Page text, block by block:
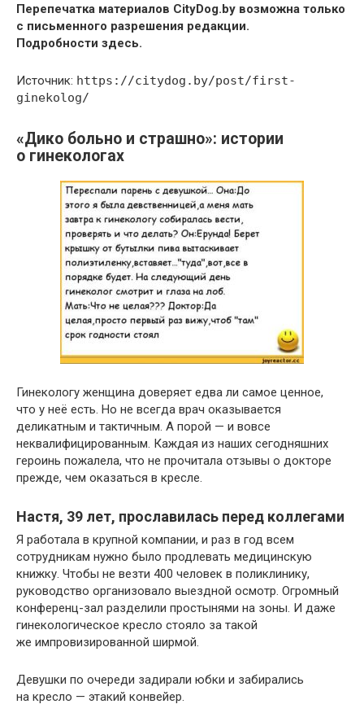
Перепечатка материалов CityDog.by возможна только
с письменного разрешения редакции.
Подробности здесь.
Источник: https://citydog.by/post/first-
ginekolog/
«Дико больно и страшно»: истории
о гинекологах
Гинекологу женщина доверяет едва ли самое ценное,
что у неё есть. Но не всегда врач оказывается
деликатным и тактичным. А порой — и вовсе
неквалифицированным. Каждая из наших сегодняшних
героинь пожалела, что не прочитала отзывы о докторе
прежде, чем оказаться в кресле.
Настя, 39 лет, прославилась перед коллегами
Я работала в крупной компании, и раз в год всем
сотрудникам нужно было продлевать медицинскую
книжку. Чтобы не везти 400 человек в поликлинику,
руководство организовало выездной осмотр. Огромный
конференц-зал разделили простынями на зоны. И даже
гинекологическое кресло стояло за такой
же импровизированной ширмой.
Девушки по очереди задирали юбки и забирались
на кресло — этакий конвейер.